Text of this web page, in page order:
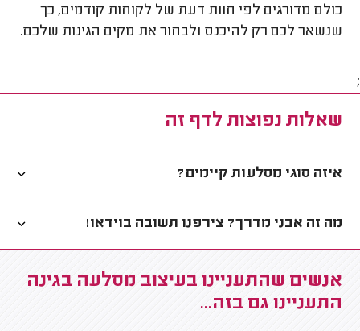
כולם מדורגים לפי חוות דעת של לקוחות קודמים, כך
שנשאר לכם רק להיכנס ולבחור את מקים הגינות שלכם.
;
שאלות נפוצות לדף זה
איזה סוגי מסלעות קיימים?
מה זה אבני מדרך? צירפנו תשובה בוידאו!
אנשים שהתעניינו בעיצוב מסלעה בגינה
התעניינו גם בזה...